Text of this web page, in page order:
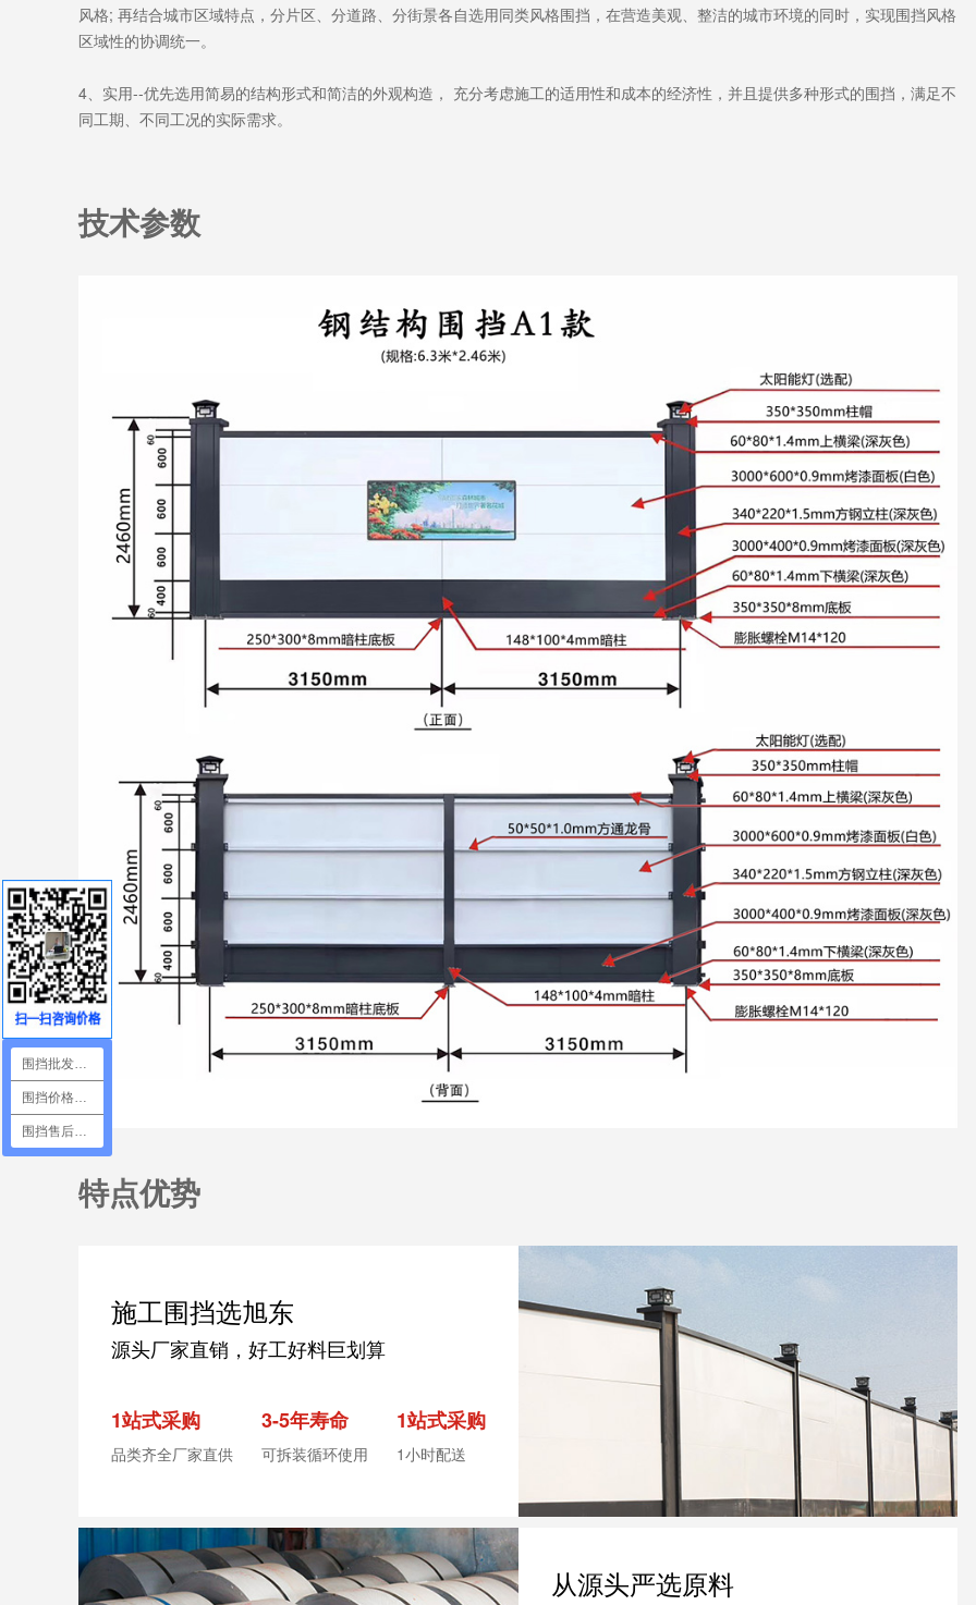
风格; 再结合城市区域特点，分片区、分道路、分街景各自选用同类风格围挡，在营造美观、整洁的城市环境的同时，实现围挡风格
区域性的协调统一。
4、实用--优先选用简易的结构形式和简洁的外观构造， 充分考虑施工的适用性和成本的经济性，并且提供多种形式的围挡，满足不
同工期、不同工况的实际需求。
技术参数
特点优势
施工围挡选旭东
源头厂家直销，好工好料巨划算
1站式采购
品类齐全厂家直供
3-5年寿命
可拆装循环使用
1站式采购
1小时配送
从源头严选原料
围挡批发咨询
围挡价格咨询
围挡售后咨询